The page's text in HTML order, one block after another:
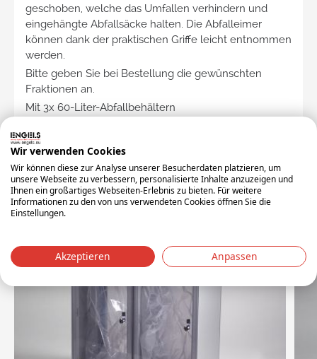
geschoben, welche das Umfallen verhindern und
eingehängte Abfallsäcke halten. Die Abfalleimer
können dank der praktischen Griffe leicht entnommen
werden.
Bitte geben Sie bei Bestellung die gewünschten
Fraktionen an.
Mit 3x 60-Liter-Abfallbehältern
Relatierte Artikel
Wir verwenden Cookies
Wir können diese zur Analyse unserer Besucherdaten platzieren, um
unsere Webseite zu verbessern, personalisierte Inhalte anzuzeigen und
Ihnen ein großartiges Webseiten-Erlebnis zu bieten. Für weitere
Informationen zu den von uns verwendeten Cookies öffnen Sie die
Einstellungen.
Akzeptieren Anpassen